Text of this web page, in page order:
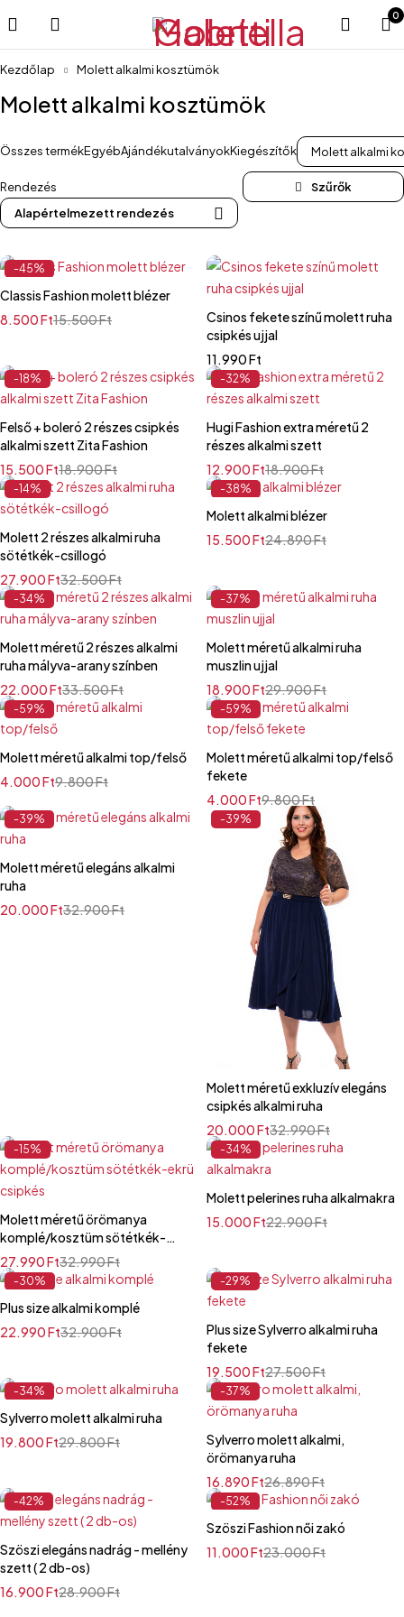
0
Kezdőlap Molett alkalmi kosztümök
Molett alkalmi kosztümök
Összes termékEgyébAjándékutalványokKiegészítők Molett alkalmi
Rendezés
Alapértelmezett rendezés
-45%
Classis Fashion molett blézer
15.500Ft
8.500Ft
Csinos fekete színű molett ruha
csipkés ujjal
11.990Ft
-18%
Felső + boleró 2 részes csipkés
alkalmi szett Zita Fashion
18.900Ft
15.500Ft
-32%
Hugi Fashion extra méretű 2
részes alkalmi szett
18.900Ft
12.900Ft
-14%
Molett 2 részes alkalmi ruha
sötétkék-csillogó
32.500Ft
27.900Ft
-38%
Molett alkalmi blézer
24.890Ft
15.500Ft
-34%
Molett méretű 2 részes alkalmi
ruha mályva-arany színben
33.500Ft
22.000Ft
-37%
Molett méretű alkalmi ruha
muszlin ujjal
29.900Ft
18.900Ft
-59%
Molett méretű alkalmi top/felső
9.800Ft
4.000Ft
-59%
Molett méretű alkalmi top/felső
fekete
9.800Ft
4.000Ft
-39%
Molett méretű elegáns alkalmi
ruha
32.900Ft
20.000Ft
-39%
Molett méretű exkluzív elegáns
csipkés alkalmi ruha
32.990Ft
20.000Ft
-15%
Molett méretű örömanya
komplé/kosztüm sötétkék-
ekrü csipkés32.990Ft
27.990Ft
-34%
Molett pelerines ruha alkalmakra
22.900Ft
15.000Ft
-30%
Plus size alkalmi komplé
32.900Ft
22.990Ft
-29%
Plus size Sylverro alkalmi ruha
fekete
27.500Ft
19.500Ft
-34%
Sylverro molett alkalmi ruha
29.800Ft
19.800Ft
-37%
Sylverro molett alkalmi,
örömanya ruha
26.890Ft
16.890Ft
-42%
Szöszi elegáns nadrág - mellény
szett ( 2 db-os)
28.900Ft
16.900Ft
-52%
Szöszi Fashion női zakó
23.000Ft
11.000Ft